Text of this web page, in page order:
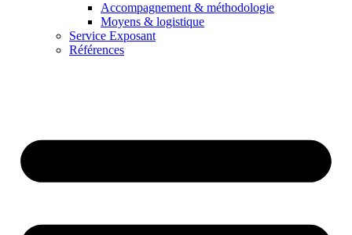
Accompagnement & méthodologie
Moyens & logistique
Service Exposant
Références